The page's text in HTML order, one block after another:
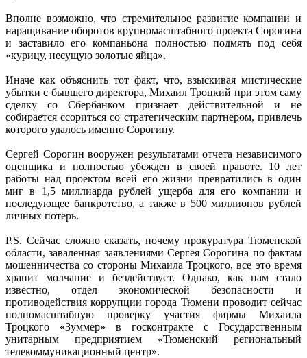
Вполне возможно, что стремительное развитие компании и
наращивание оборотов крупномасштабного проекта Сорогина
и заставило его компаньона полностью подмять под себя
«курицу, несущую золотые яйца».
Иначе как объяснить тот факт, что, взыскивая мистические
убытки с бывшего директора, Михаил Троцкий при этом саму
сделку со Сбербанком признает действительной и не
собирается ссориться со стратегическим партнером, привлечь
которого удалось именно Сорогину.
Сергей Сорогин вооружен результатами отчета независимого
оценщика и полностью убежден в своей правоте. 10 лет
работы над проектом всей его жизни превратились в один
миг в 1,5 миллиарда рублей ущерба для его компании и
последующее банкротство, а также в 500 миллионов рублей
личных потерь.
P.S. Сейчас сложно сказать, почему прокуратура Тюменской
области, заваленная заявлениями Сергея Сорогина по фактам
мошенничества со стороны Михаила Троцкого, все это время
хранит молчание и бездействует. Однако, как нам стало
известно, отдел экономической безопасности и
противодействия коррупции города Тюмени проводит сейчас
полномасштабную проверку участия фирмы Михаила
Троцкого «Зуммер» в госконтракте с Государственным
унитарным предприятием «Тюменский региональный
телекоммуникационный центр».